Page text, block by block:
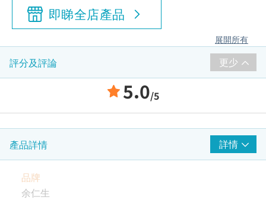
即睇全店產品
展開所有
評分及評論 更少
5.0/5
產品詳情 詳情
品牌
余仁生